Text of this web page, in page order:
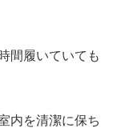
間履いていても
内を清潔に保ち